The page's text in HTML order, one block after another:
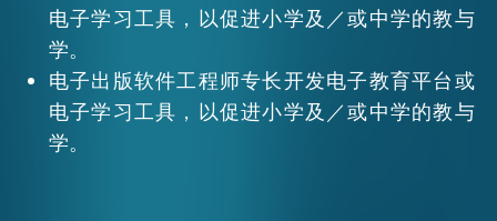
在港营商
活动情报
电子学习工具，以促进小学及／或中学的教与
学。
电子出版软件工程师专长开发电子教育平台或
电子学习工具，以促进小学及／或中学的教与
学。